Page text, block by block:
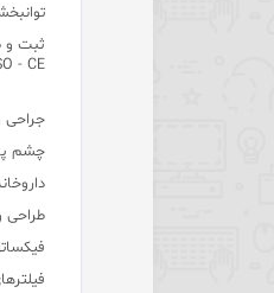
ثبت و
- CE
جراحی
چشم
طراحی